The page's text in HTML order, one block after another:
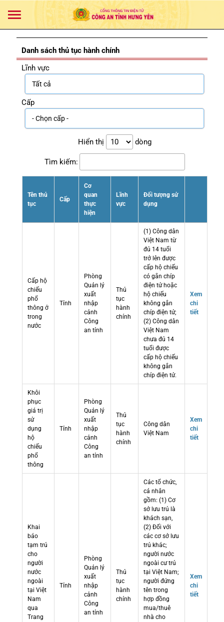
Danh sách thủ tục hành chính
Lĩnh vực
Cấp
Hiển thị dòng
Tìm kiếm:
Tên thủ
tục
Cấp
Cơ
quan
thực
hiện
Lĩnh
vực
Đối tượng sử
dụng
Cấp hộ
chiếu
phổ
thông ở
trong
nước
Tỉnh
Phòng
Quản lý
xuất
nhập
cảnh
Công
an tỉnh
Thủ
tục
hành
chính
(1) Công dân
Việt Nam từ
đủ 14 tuổi
trở lên được
cấp hộ chiếu
có gắn chíp
điện tử hoặc
hộ chiếu
không gắn
chíp điện tử;
(2) Công dân
Việt Nam
chưa đủ 14
tuổi được
cấp hộ chiếu
không gắn
chíp điện tử.
Xem
chi
tiết
Khôi
phục
giá trị
sử
dụng
hộ
chiếu
phổ
thông
Tỉnh
Phòng
Quản lý
xuất
nhập
cảnh
Công
an tỉnh
Thủ
tục
hành
chính
Công dân
Việt Nam
Xem
chi
tiết
Khai
báo
tạm trú
cho
người
nước
ngoài
tại Việt
Nam
qua
Trang
Tỉnh
Phòng
Quản lý
xuất
nhập
cảnh
Công
an tỉnh
Thủ
tục
hành
chính
Các tổ chức,
cá nhân
gồm: (1) Cơ
sở lưu trú là
khách sạn,
(2) Đối với
các cơ sở lưu
trú khác;
người nước
ngoài cư trú
tại Việt Nam;
người đứng
tên trong
hợp đồng
mua/thuê
nhà cho
Xem
chi
tiết